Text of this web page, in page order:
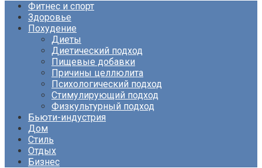
Фитнес и спорт
Здоровье
Похудение
Диеты
Диетический подход
Пищевые добавки
Причины целлюлита
Психологический подход
Стимулирующий подход
Физкультурный подход
Бьюти-индустрия
Дом
Стиль
Отдых
Бизнес